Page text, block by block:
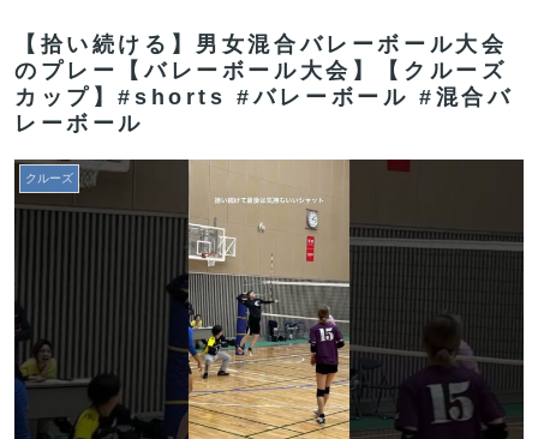
【拾い続ける】男女混合バレーボール大会
のプレー【バレーボール大会】【クルーズ
カップ】#shorts #バレーボール #混合バ
レーボール
クルーズ